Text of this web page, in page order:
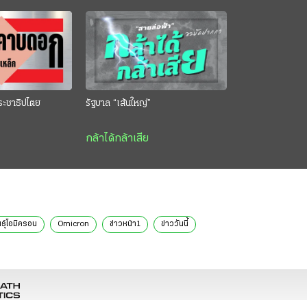
ชาธิปไตย รัฐบาล “เส้นใหญ่”
กล้าได้กล้าเสีย
โอมิครอน Omicron ข่าวหน้า1 ข่าววันนี้